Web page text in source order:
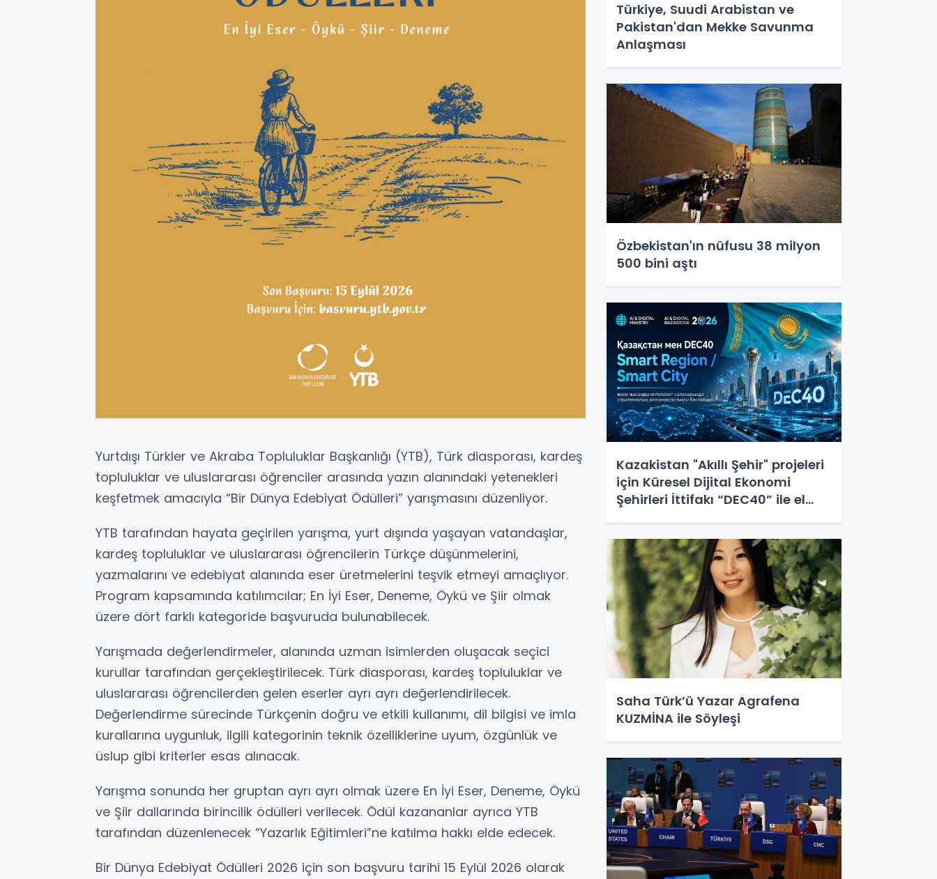
Yurtdışı Türkler ve Akraba Topluluklar Başkanlığı (YTB), Türk diasporası, kardeş
topluluklar ve uluslararası öğrenciler arasında yazın alanındaki yetenekleri
keşfetmek amacıyla “Bir Dünya Edebiyat Ödülleri” yarışmasını düzenliyor.
YTB tarafından hayata geçirilen yarışma, yurt dışında yaşayan vatandaşlar,
kardeş topluluklar ve uluslararası öğrencilerin Türkçe düşünmelerini,
yazmalarını ve edebiyat alanında eser üretmelerini teşvik etmeyi amaçlıyor.
Program kapsamında katılımcılar; En İyi Eser, Deneme, Öykü ve Şiir olmak
üzere dört farklı kategoride başvuruda bulunabilecek.
Yarışmada değerlendirmeler, alanında uzman isimlerden oluşacak seçici
kurullar tarafından gerçekleştirilecek. Türk diasporası, kardeş topluluklar ve
uluslararası öğrencilerden gelen eserler ayrı ayrı değerlendirilecek.
Değerlendirme sürecinde Türkçenin doğru ve etkili kullanımı, dil bilgisi ve imla
kurallarına uygunluk, ilgili kategorinin teknik özelliklerine uyum, özgünlük ve
üslup gibi kriterler esas alınacak.
Yarışma sonunda her gruptan ayrı ayrı olmak üzere En İyi Eser, Deneme, Öykü
ve Şiir dallarında birincilik ödülleri verilecek. Ödül kazananlar ayrıca YTB
tarafından düzenlenecek “Yazarlık Eğitimleri”ne katılma hakkı elde edecek.
Bir Dünya Edebiyat Ödülleri 2026 için son başvuru tarihi 15 Eylül 2026 olarak
Türkiye, Suudi Arabistan ve
Pakistan'dan Mekke Savunma
Anlaşması
Özbekistan'ın nüfusu 38 milyon
500 bini aştı
Kazakistan "Akıllı Şehir" projeleri
için Küresel Dijital Ekonomi
Şehirleri İttifakı “DEC40” ile el
Saha Türk’ü Yazar Agrafena
KUZMİNA ile Söyleşi